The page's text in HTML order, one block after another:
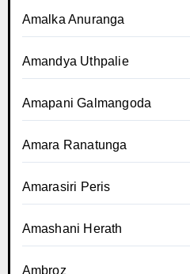
Amalka Anuranga
Amandya Uthpalie
Amapani Galmangoda
Amara Ranatunga
Amarasiri Peris
Amashani Herath
Ambroz